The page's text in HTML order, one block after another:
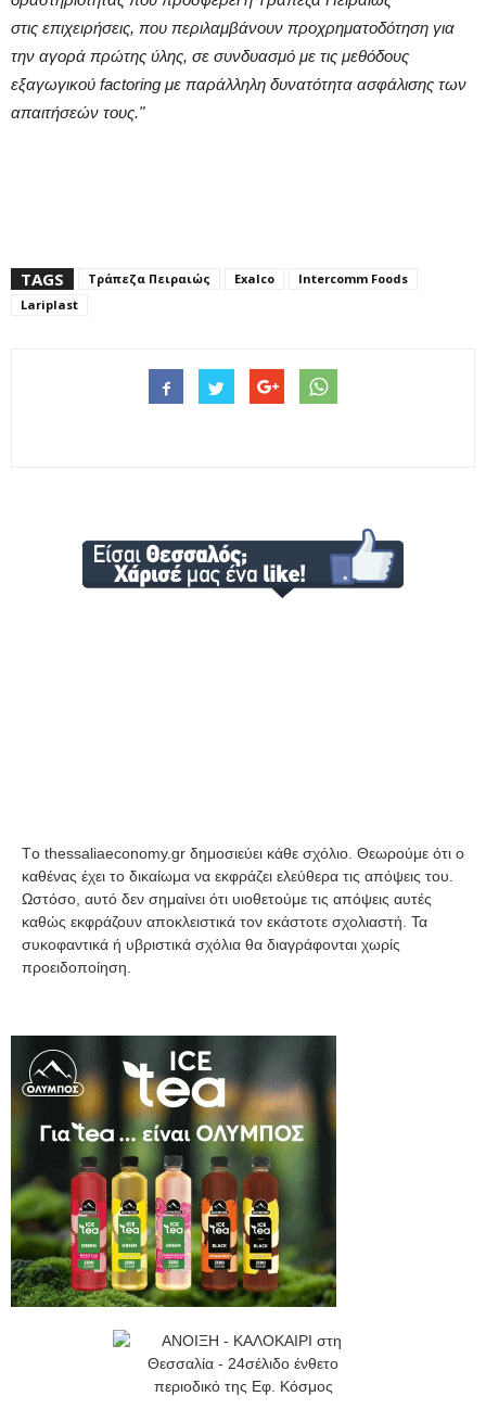
στις επιχειρήσεις, που περιλαμβάνουν προχρηματοδότηση για
την αγορά πρώτης ύλης, σε συνδυασμό με τις μεθόδους
εξαγωγικού factoring με παράλληλη δυνατότητα ασφάλισης των
απαιτήσεών τους."
TAGS Τράπεζα Πειραιώς Exalco
Intercomm Foods
Lariplast
Tο thessaliaeconomy.gr δημοσιεύει κάθε σχόλιο. Θεωρούμε ότι ο
καθένας έχει το δικαίωμα να εκφράζει ελεύθερα τις απόψεις του.
Ωστόσο, αυτό δεν σημαίνει ότι υιοθετούμε τις απόψεις αυτές
καθώς εκφράζουν αποκλειστικά τον εκάστοτε σχολιαστή. Τα
συκοφαντικά ή υβριστικά σχόλια θα διαγράφονται χωρίς
προειδοποίηση.